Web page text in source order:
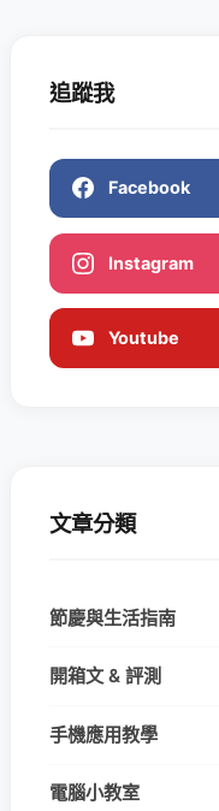
追蹤我
Facebook
Instagram
Youtube
文章分類
節慶與生活指南
開箱文 & 評測
手機應用教學
電腦小教室